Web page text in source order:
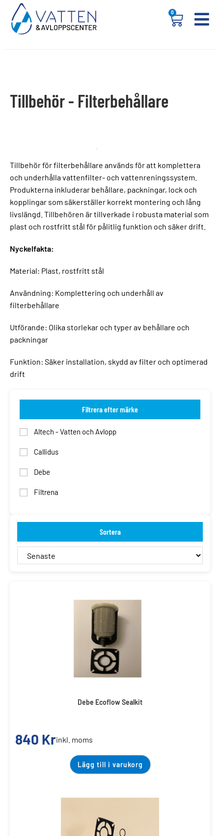
0
Tillbehör - Filterbehållare
Tillbehör för filterbehållare används för att komplettera
och underhålla vattenfilter- och vattenreningssystem.
Produkterna inkluderar behållare, packningar, lock och
kopplingar som säkerställer korrekt montering och lång
livslängd. Tillbehören är tillverkade i robusta material som
plast och rostfritt stål för pålitlig funktion och säker drift.
Nyckelfakta:
Material: Plast, rostfritt stål
Användning: Komplettering och underhåll av
filterbehållare
Utförande: Olika storlekar och typer av behållare och
packningar
Funktion: Säker installation, skydd av filter och optimerad
drift
Filtrera efter märke
Altech - Vatten och Avlopp
Callidus
Debe
Filtrena
Sortera
Debe Ecoflow Sealkit
840 Krinkl. moms
Lägg till i varukorg